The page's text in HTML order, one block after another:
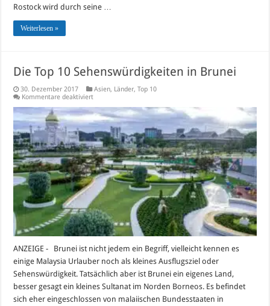
Rostock wird durch seine …
Weiterlesen »
Die Top 10 Sehenswürdigkeiten in Brunei
30. Dezember 2017 Asien, Länder,Top 10
Kommentare deaktiviertfür
Top
10
Sehenswürdigkeiten
in
Brunei
ANZEIGE - Brunei ist nicht jedem ein Begriff, vielleicht kennen es
einige Malaysia Urlauber noch als kleines Ausflugsziel oder
Sehenswürdigkeit. Tatsächlich aber ist Brunei ein eigenes Land,
besser gesagt ein kleines Sultanat im Norden Borneos. Es befindet
sich eher eingeschlossen von malaiischen Bundesstaaten in